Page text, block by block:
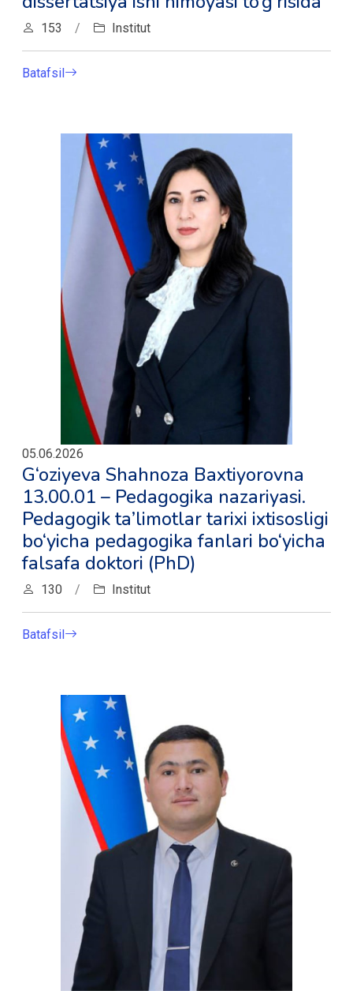
153 / Institut
Batafsil
05.06.2026
G‘oziyeva Shahnoza Baxtiyorovna
13.00.01 – Pedagogika nazariyasi.
Pedagogik ta’limotlar tarixi ixtisosligi
bo‘yicha pedagogika fanlari bo‘yicha
falsafa doktori (PhD)
130 / Institut
Batafsil